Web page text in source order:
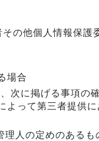
の他個人情報保護
場合
次に掲げる事項の
よって第三者提供に
人の定めのあるも